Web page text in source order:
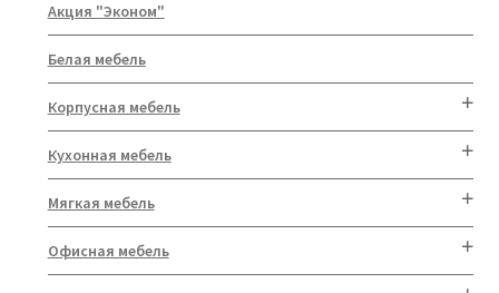
Акция "Эконом"
Белая мебель
Корпусная мебель
Кухонная мебель
Мягкая мебель
Офисная мебель